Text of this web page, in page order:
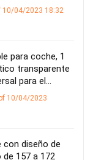
10/04/2023 18:32
para coche, 1
transparente
para el…
10/04/2023
con diseño de
157 a 172